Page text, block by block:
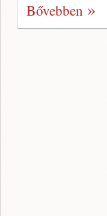
Bővebben